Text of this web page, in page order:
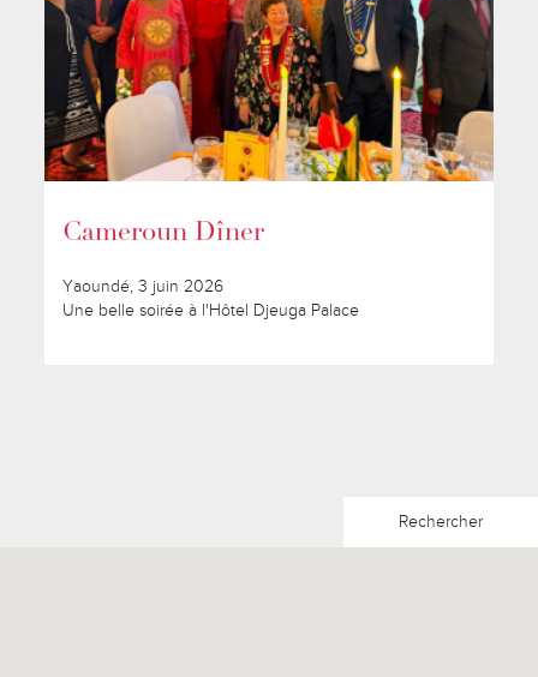
Cameroun Dîner
Yaoundé, 3 juin 2026
Une belle soirée à l'Hôtel Djeuga Palace
Rechercher